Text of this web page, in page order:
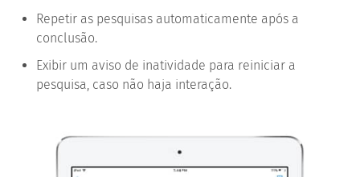
Repetir as pesquisas automaticamente após a
conclusão.
Exibir um aviso de inatividade para reiniciar a
pesquisa, caso não haja interação.